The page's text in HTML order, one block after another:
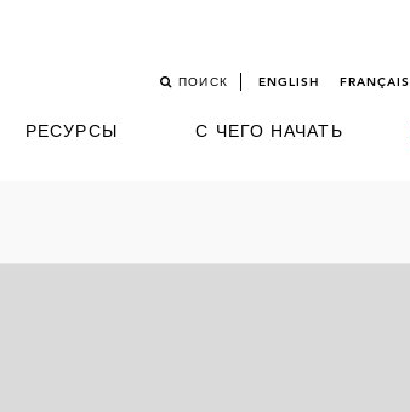
ПОИСК ENGLISH FRANÇAIS
РЕСУРСЫ С ЧЕГО НАЧАТЬ